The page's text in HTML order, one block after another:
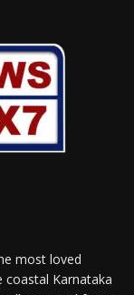
most loved
coastal Karnataka